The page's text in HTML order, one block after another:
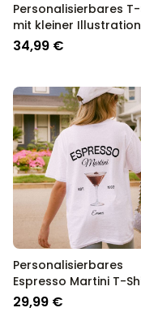
Personalisierbares
mit kleiner Illustration
34,99 €
Personalisierbares
Espresso Martini T-
29,99 €